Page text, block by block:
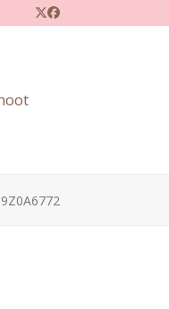
Twitter
Facebook
9Z0A6772